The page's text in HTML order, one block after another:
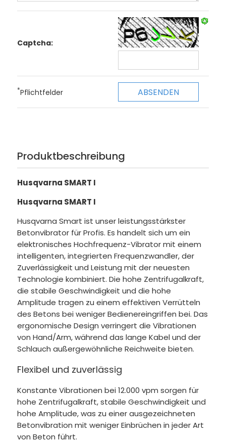
Captcha:
*Pflichtfelder
Produktbeschreibung
Husqvarna SMART I
Husqvarna SMART I
Husqvarna Smart ist unser leistungsstärkster
Betonvibrator für Profis. Es handelt sich um ein
elektronisches Hochfrequenz-Vibrator mit einem
intelligenten, integrierten Frequenzwandler, der
Zuverlässigkeit und Leistung mit der neuesten
Technologie kombiniert. Die hohe Zentrifugalkraft,
die stabile Geschwindigkeit und die hohe
Amplitude tragen zu einem effektiven Verrütteln
des Betons bei weniger Bedienereingriffen bei. Das
ergonomische Design verringert die Vibrationen
von Hand/Arm, während das lange Kabel und der
Schlauch außergewöhnliche Reichweite bieten.
Flexibel und zuverlässig
Konstante Vibrationen bei 12.000 vpm sorgen für
hohe Zentrifugalkraft, stabile Geschwindigkeit und
hohe Amplitude, was zu einer ausgezeichneten
Betonvibration mit weniger Einbrüchen in jeder Art
von Beton führt.